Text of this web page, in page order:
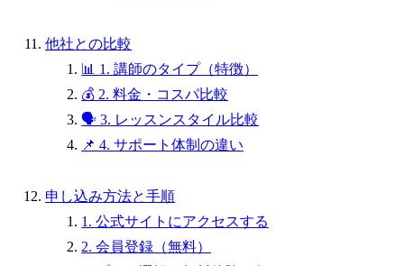
他社との比較
📊 1. 講師のタイプ（特徴）
💰 2. 料金・コスパ比較
🗣 3. レッスンスタイル比較
📌 4. サポート体制の違い
申し込み方法と手順
1. 公式サイトにアクセスする
2. 会員登録（無料）